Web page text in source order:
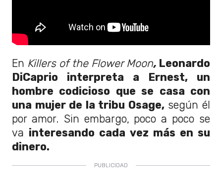
En Killers of the Flower Moon, Leonardo
DiCaprio interpreta a Ernest, un
hombre codicioso que se casa con
una mujer de la tribu Osage,según él
por amor. Sin embargo, poco a poco se
va interesando cada vez más en su
dinero.